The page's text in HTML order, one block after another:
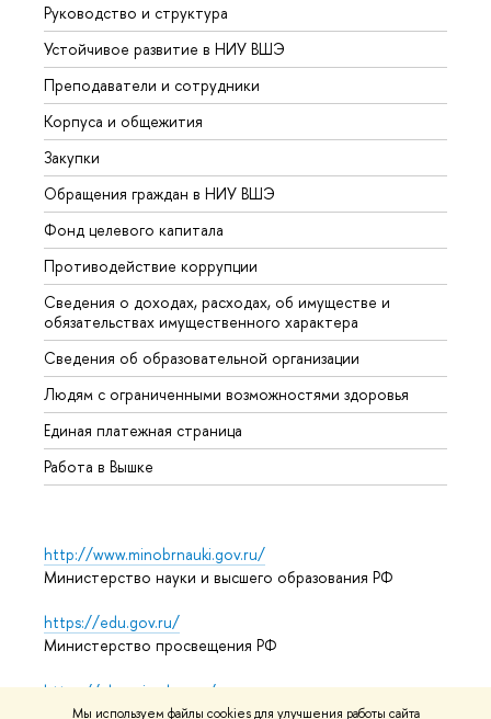
Мы используем файлы cookies для улучшения работы сайта
Руководство и структура
Устойчивое развитие в НИУ ВШЭ
Преподаватели и сотрудники
Корпуса и общежития
Закупки
Обращения граждан в НИУ ВШЭ
Фонд целевого капитала
Противодействие коррупции
Сведения о доходах, расходах, об имуществе и
обязательствах имущественного характера
Сведения об образовательной организации
Людям с ограниченными возможностями здоровья
Единая платежная страница
Работа в Вышке
http://www.minobrnauki.gov.ru/
Министерство науки и высшего образования РФ
https://edu.gov.ru/
Министерство просвещения РФ
https://elearning.hse.ru/mooc
Массовые открытые онлайн-курсы